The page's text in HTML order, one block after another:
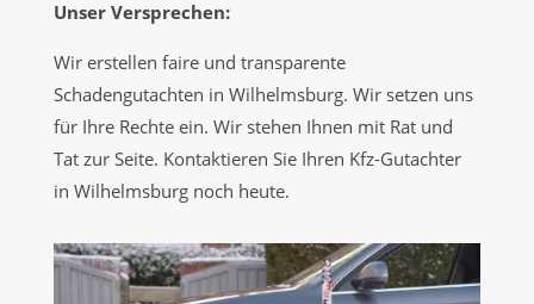
Unser Versprechen:
Wir erstellen faire und transparente
Schadengutachten in Wilhelmsburg. Wir setzen uns
für Ihre Rechte ein. Wir stehen Ihnen mit Rat und
Tat zur Seite. Kontaktieren Sie Ihren Kfz-Gutachter
in Wilhelmsburg noch heute.